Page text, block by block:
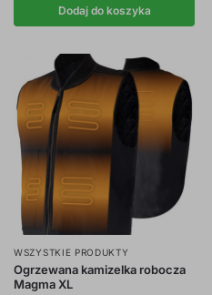
Dodaj do koszyka
WSZYSTKIE PRODUKTY
Ogrzewana kamizelka robocza
Magma XL